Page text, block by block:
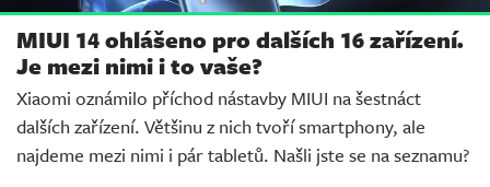
MIUI 14 ohlášeno pro dalších 16 zařízení.
Je mezi nimi i to vaše?
Xiaomi oznámilo příchod nástavby MIUI na šestnáct
dalších zařízení. Většinu z nich tvoří smartphony, ale
najdeme mezi nimi i pár tabletů. Našli jste se na seznamu?